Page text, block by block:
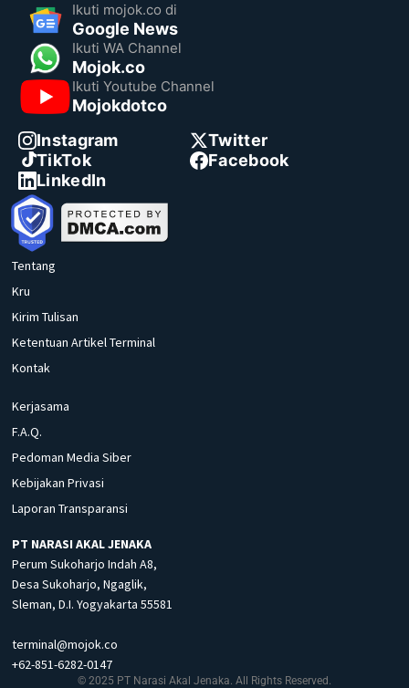
Ikuti mojok.co di
Google News
Ikuti WA Channel
Mojok.co
Ikuti Youtube Channel
Mojokdotco
Instagram
Twitter
TikTok
Facebook
LinkedIn
Tentang
Kru
Kirim Tulisan
Ketentuan Artikel Terminal
Kontak
Kerjasama
F.A.Q.
Pedoman Media Siber
Kebijakan Privasi
Laporan Transparansi
PT NARASI AKAL JENAKA
Perum Sukoharjo Indah A8,
Desa Sukoharjo, Ngaglik,
Sleman, D.I. Yogyakarta 55581
terminal@mojok.co
+62-851-6282-0147
© 2025 PT Narasi Akal Jenaka. All Rights Reserved.